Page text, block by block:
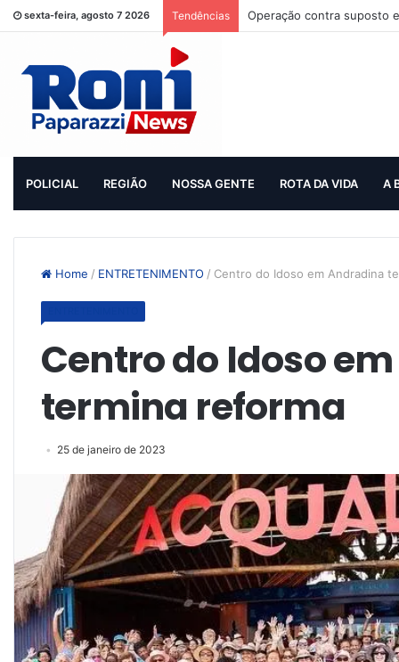
sexta-feira, agosto 7 2026 Tendências Operação contra suposto
POLICIAL REGIÃO NOSSA GENTE ROTA DA VIDA A
Home / ENTRETENIMENTO / Centro do Idoso em Andradina
Centro do Idoso
termina reforma
25 de janeiro de 2023